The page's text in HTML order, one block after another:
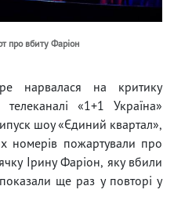
про вбиту Фаріон
нарвалася на критику
«1+1 Україна»
шоу «Єдиний квартал»,
номерів пожартували про
Ірину Фаріон, яку вбили
ще раз у повторі у